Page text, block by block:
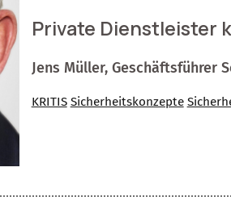
Private Dienstleister
Jens Müller, Geschäftsführer
KRITIS Sicherheitskonzepte